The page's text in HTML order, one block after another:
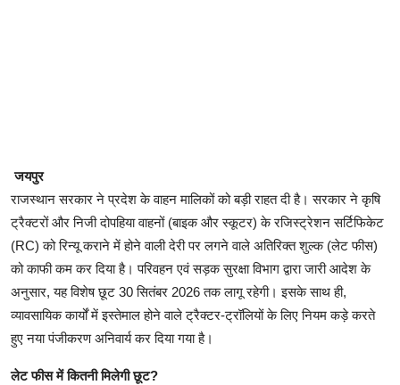
जयपुर
राजस्थान सरकार ने प्रदेश के वाहन मालिकों को बड़ी राहत दी है। सरकार ने कृषि
ट्रैक्टरों और निजी दोपहिया वाहनों (बाइक और स्कूटर) के रजिस्ट्रेशन सर्टिफिकेट
(RC) को रिन्यू कराने में होने वाली देरी पर लगने वाले अतिरिक्त शुल्क (लेट फीस)
को काफी कम कर दिया है। परिवहन एवं सड़क सुरक्षा विभाग द्वारा जारी आदेश के
अनुसार, यह विशेष छूट 30 सितंबर 2026 तक लागू रहेगी। इसके साथ ही,
व्यावसायिक कार्यों में इस्तेमाल होने वाले ट्रैक्टर-ट्रॉलियों के लिए नियम कड़े करते
हुए नया पंजीकरण अनिवार्य कर दिया गया है।
लेट फीस में कितनी मिलेगी छूट?